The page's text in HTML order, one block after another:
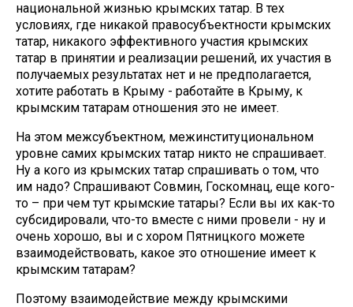
национальной жизнью крымских татар. В тех
условиях, где никакой правосубъектности крымских
татар, никакого эффективного участия крымских
татар в принятии и реализации решений, их участия в
получаемых результатах нет и не предполагается,
хотите работать в Крыму - работайте в Крыму, к
крымским татарам отношения это не имеет.
На этом межсубъектном, межинституциональном
уровне самих крымских татар никто не спрашивает.
Ну а кого из крымских татар спрашивать о том, что
им надо? Спрашивают Совмин, Госкомнац, еще кого-
то – при чем тут крымские татары? Если вы их как-то
субсидировали, что-то вместе с ними провели - ну и
очень хорошо, вы и с хором Пятницкого можете
взаимодействовать, какое это отношение имеет к
крымским татарам?
Поэтому взаимодействие между крымскими